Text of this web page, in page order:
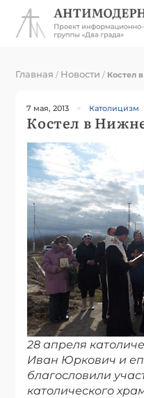
Главная / Новости / Костел
7 мая, 2013 Католицизм
Костел в
28 апреля
Иван Юркович и
благословили
католического